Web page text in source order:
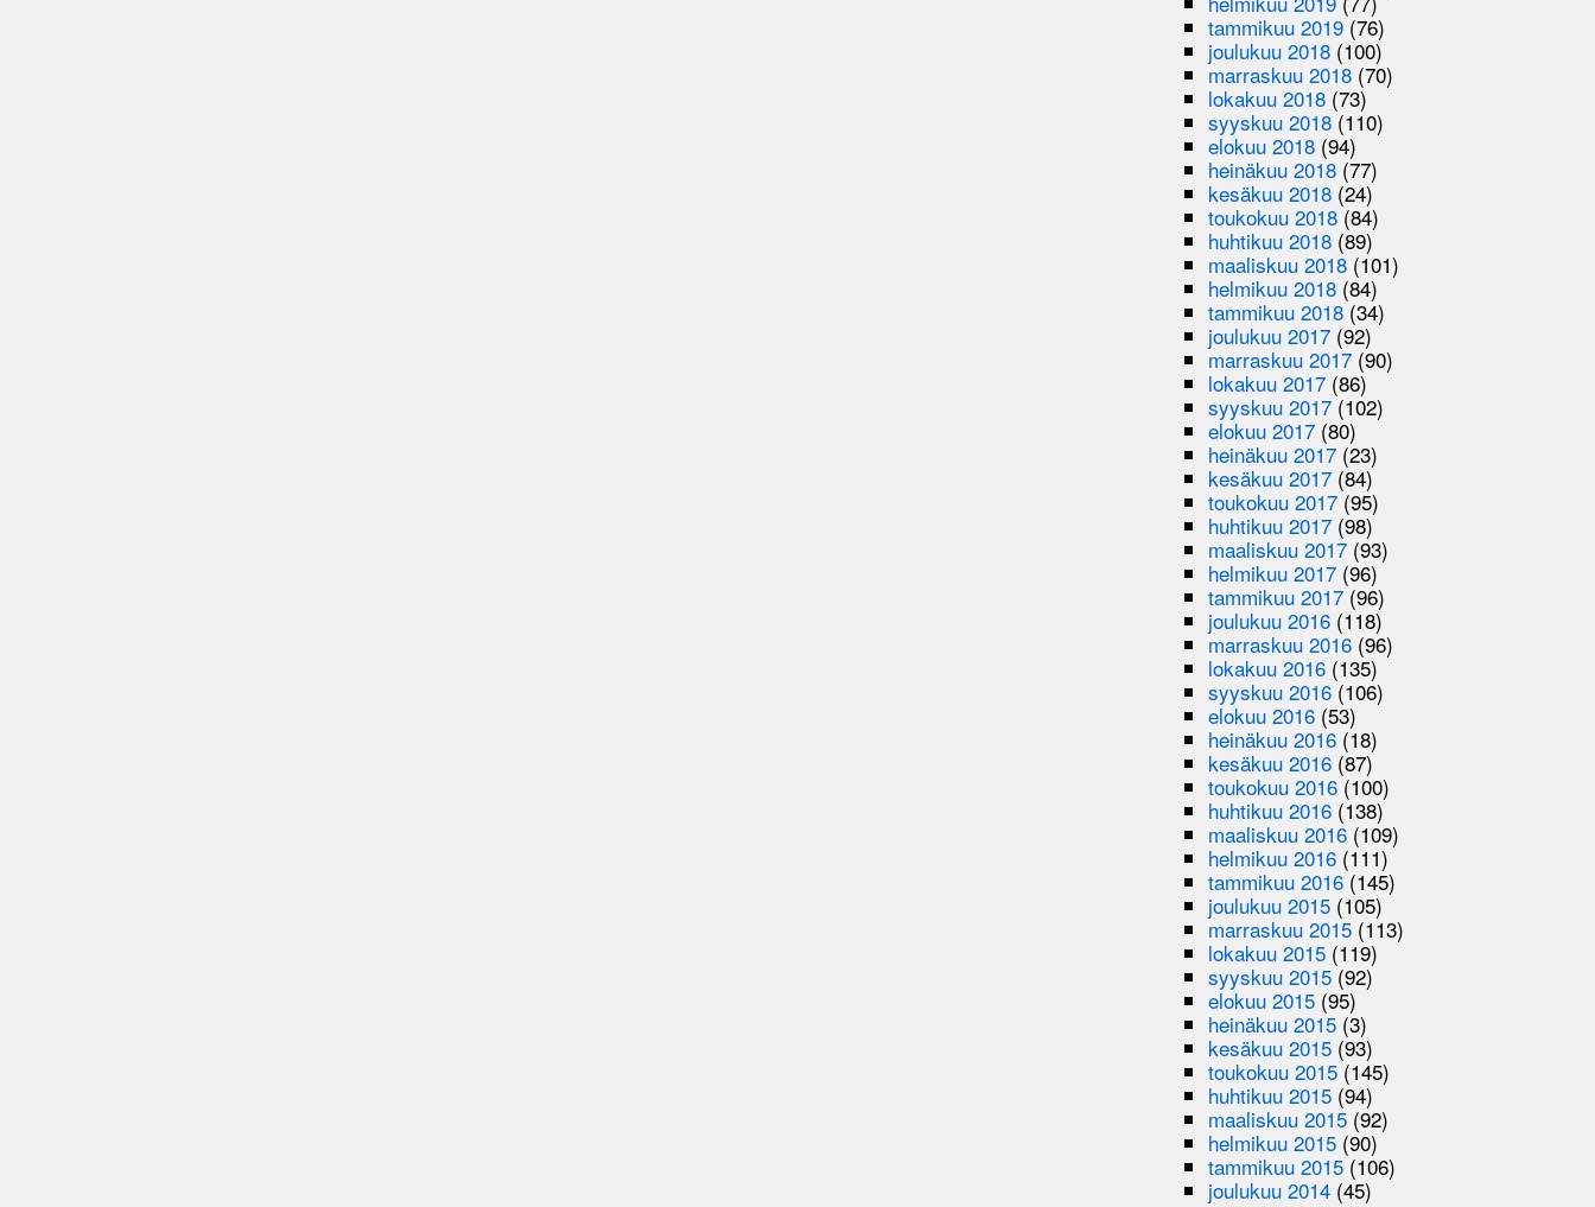
tammikuu 2019(76)
joulukuu 2018 (100)
marraskuu 2018 (70)
lokakuu 2018 (73)
syyskuu 2018(110)
elokuu 2018 (94)
heinäkuu 2018 (77)
kesäkuu 2018 (24)
toukokuu 2018(84)
huhtikuu 2018 (89)
maaliskuu 2018 (101)
helmikuu 2018 (84)
tammikuu 2018(34)
joulukuu 2017 (92)
marraskuu 2017 (90)
lokakuu 2017 (86)
syyskuu 2017(102)
elokuu 2017 (80)
heinäkuu 2017 (23)
kesäkuu 2017 (84)
toukokuu 2017(95)
huhtikuu 2017 (98)
maaliskuu 2017 (93)
helmikuu 2017 (96)
tammikuu 2017(96)
joulukuu 2016 (118)
marraskuu 2016 (96)
lokakuu 2016 (135)
syyskuu 2016(106)
elokuu 2016 (53)
heinäkuu 2016 (18)
kesäkuu 2016 (87)
toukokuu 2016(100)
huhtikuu 2016 (138)
maaliskuu 2016 (109)
helmikuu 2016 (111)
tammikuu 2016(145)
joulukuu 2015 (105)
marraskuu 2015 (113)
lokakuu 2015 (119)
syyskuu 2015(92)
elokuu 2015 (95)
heinäkuu 2015 (3)
kesäkuu 2015 (93)
toukokuu 2015(145)
huhtikuu 2015 (94)
maaliskuu 2015 (92)
helmikuu 2015 (90)
tammikuu 2015(106)
joulukuu 2014 (45)